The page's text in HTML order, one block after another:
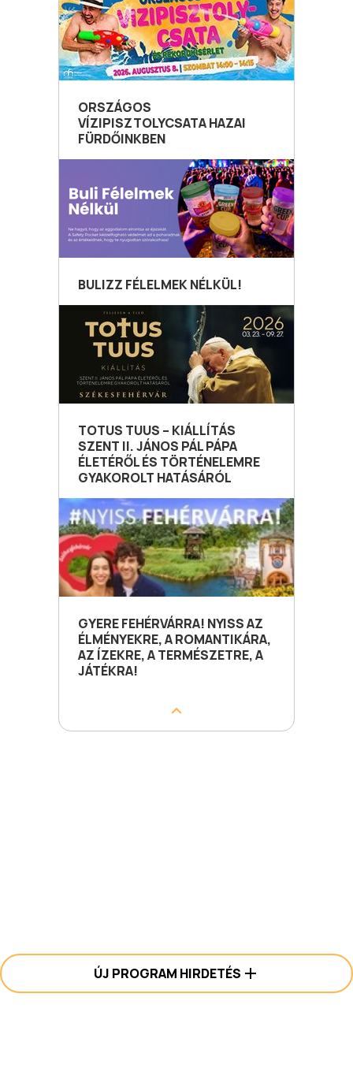
ORSZÁGOS
VÍZIPISZTOLYCSATA HAZAI
FÜRDŐINKBEN
BULIZZ FÉLELMEK NÉLKÜL!
TOTUS TUUS – KIÁLLÍTÁS
SZENT II. JÁNOS PÁL PÁPA
ÉLETÉRŐL ÉS TÖRTÉNELEMRE
GYAKOROLT HATÁSÁRÓL
GYERE FEHÉRVÁRRA! NYISS AZ
ÉLMÉNYEKRE, A ROMANTIKÁRA,
AZ ÍZEKRE, A TERMÉSZETRE, A
JÁTÉKRA!
ÚJ PROGRAM HIRDETÉS